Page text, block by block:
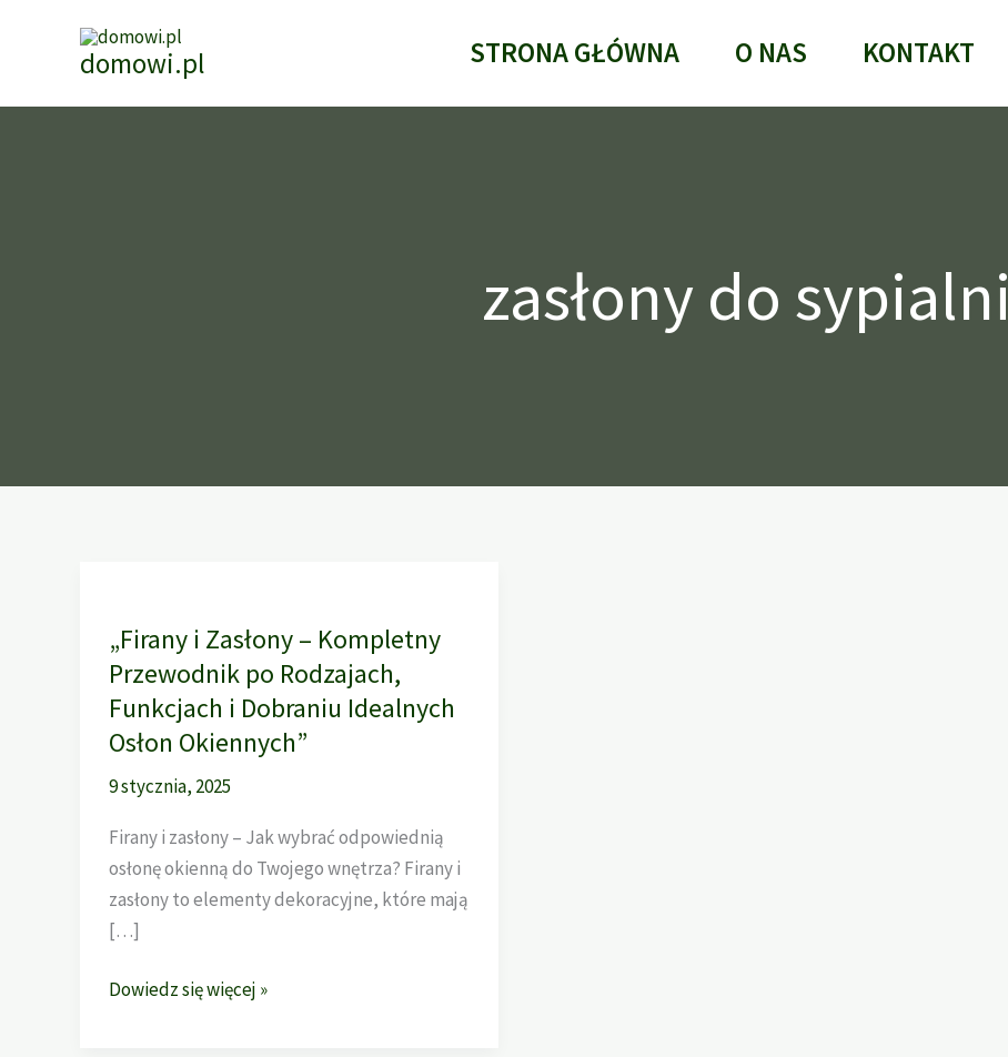
domowi.pl STRONA GŁÓWNA O NAS KONTAKT
zasłony do sypialni
„Firany i Zasłony – Kompletny
Przewodnik po Rodzajach,
Funkcjach i Dobraniu Idealnych
Osłon Okiennych”
9 stycznia, 2025
Firany i zasłony – Jak wybrać odpowiednią
osłonę okienną do Twojego wnętrza? Firany i
zasłony to elementy dekoracyjne, które mają
[…]
„Firany
Dowiedz się więcej »